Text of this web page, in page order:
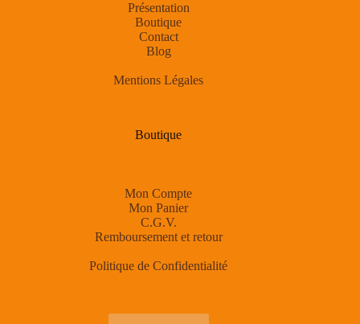
Présentation
Boutique
Contact
Blog
Mentions Légales
Boutique
Mon Compte
Mon Panier
C.G.V.
Remboursement et retour
Politique de Confidentialité